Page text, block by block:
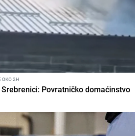
OKO 2H
Povratničko domaćinstvo